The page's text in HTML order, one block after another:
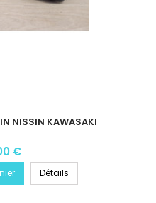
NISSIN KAWASAKI
€
Détails